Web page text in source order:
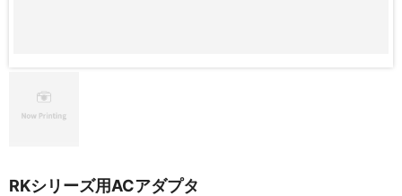
RKシリーズ用ACアダプタ